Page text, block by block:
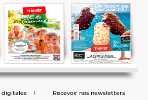
digitales Recevoir nos newsletters